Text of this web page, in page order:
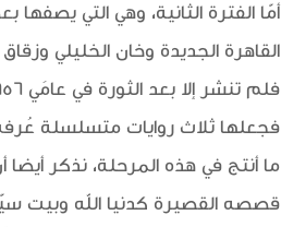
أمّا الفترة الثانية، وهي التي
فجعلها ثلاث روايات متسلسلة
ما أنتج في هذه المرحلة، نذكر